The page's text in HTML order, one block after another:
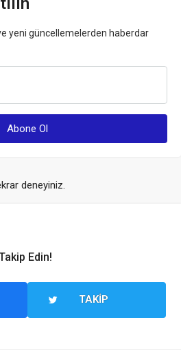
yeni güncellemelerden haberdar
deneyiniz.
Edin!
TAKIP